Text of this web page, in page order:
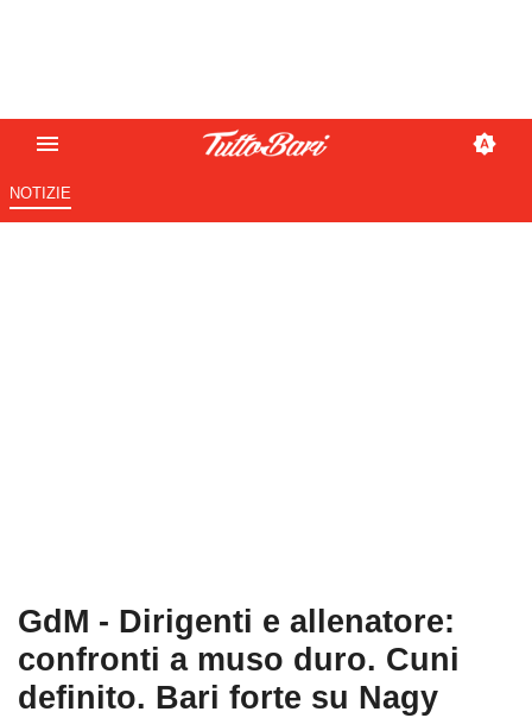
NOTIZIE
GdM - Dirigenti e allenatore:
confronti a muso duro. Cuni
definito. Bari forte su Nagy